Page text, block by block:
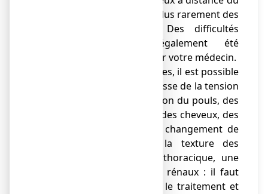
point d’application) ou plus rarement des
réactions allergiques. Des difficultés
respiratoires ont également été
rapportées. Il faut avertir votre médecin.
● Dans quelques cas rares, il est possible
que surviennent une baisse de la tension
artérielle, une accélération du pouls, des
palpitations, une chute des cheveux, des
cheveux irréguliers, un changement de
la couleur et/ou de la texture des
cheveux, une douleur thoracique, une
hépatite ou des calculs rénaux : il faut
immédiatement arrêter le traitement et